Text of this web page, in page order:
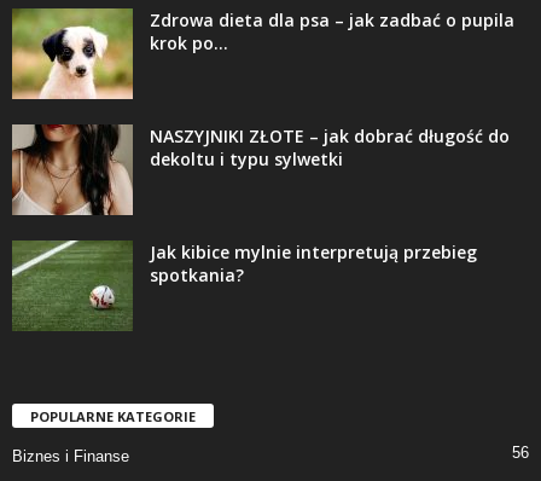
Zdrowa dieta dla psa – jak zadbać o pupila
krok po...
NASZYJNIKI ZŁOTE – jak dobrać długość do
dekoltu i typu sylwetki
Jak kibice mylnie interpretują przebieg
spotkania?
POPULARNE KATEGORIE
Biznes i Finanse
56